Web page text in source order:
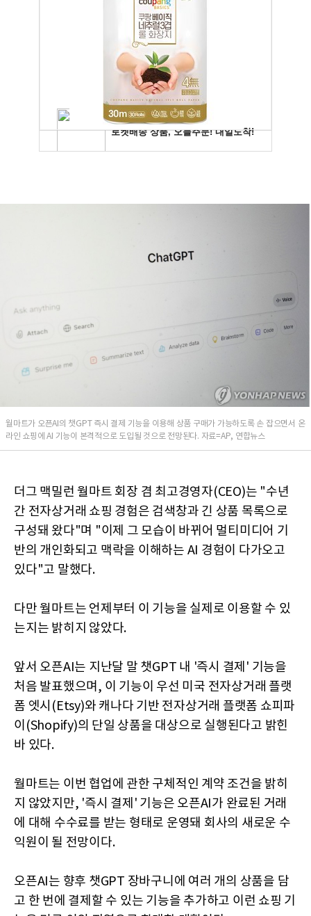
월마트가 오픈AI의 챗GPT 즉시 결제 기능을 이용해 상품 구매가 가능하도록 손 잡으면서 온
라인 쇼핑에 AI 기능이 본격적으로 도입될 것으로 전망된다. 자료=AP, 연합뉴스
더그 맥밀런 월마트 회장 겸 최고경영자(CEO)는 "수년
간 전자상거래 쇼핑 경험은 검색창과 긴 상품 목록으로
구성돼 왔다"며 "이제 그 모습이 바뀌어 멀티미디어 기
반의 개인화되고 맥락을 이해하는 AI 경험이 다가오고
있다"고 말했다.
다만 월마트는 언제부터 이 기능을 실제로 이용할 수 있
는지는 밝히지 않았다.
앞서 오픈AI는 지난달 말 챗GPT 내 '즉시 결제' 기능을
처음 발표했으며, 이 기능이 우선 미국 전자상거래 플랫
폼 엣시(Etsy)와 캐나다 기반 전자상거래 플랫폼 쇼피파
이(Shopify)의 단일 상품을 대상으로 실행된다고 밝힌
바 있다.
월마트는 이번 협업에 관한 구체적인 계약 조건을 밝히
지 않았지만, '즉시 결제' 기능은 오픈AI가 완료된 거래
에 대해 수수료를 받는 형태로 운영돼 회사의 새로운 수
익원이 될 전망이다.
오픈AI는 향후 챗GPT 장바구니에 여러 개의 상품을 담
고 한 번에 결제할 수 있는 기능을 추가하고 이런 쇼핑 기